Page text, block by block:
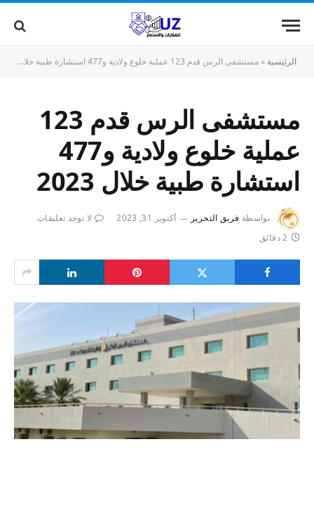
الرئيسية »مستشفى الرس قدم 123 عملية خلوع ولادية و477 استشارة طبية خلال 2023
مستشفى الرس قدم 123
عملية خلوع ولادية و477
استشارة طبية خلال 2023
بواسطة فريق التحرير أكتوبر 31, 2023
لا توجد تعليقات
2 دقائق